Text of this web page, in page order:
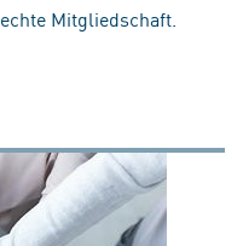
Mitgliedschaft.